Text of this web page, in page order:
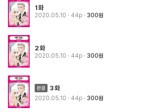
1화
2020.05.10 · 44p 300원
2화
2020.05.10 · 44p 300원
3화
2020.05.10 · 44p 300원